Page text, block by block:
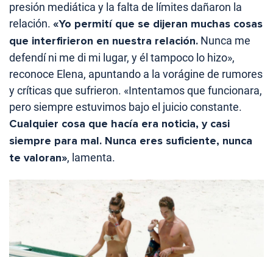
presión mediática y la falta de límites dañaron la
relación. «Yo permití que se dijeran muchas cosas
que interfirieron en nuestra relación. Nunca me
defendí ni me di mi lugar, y él tampoco lo hizo»,
reconoce Elena, apuntando a la vorágine de rumores
y críticas que sufrieron. «Intentamos que funcionara,
pero siempre estuvimos bajo el juicio constante.
Cualquier cosa que hacía era noticia, y casi
siempre para mal. Nunca eres suficiente, nunca
te valoran», lamenta.